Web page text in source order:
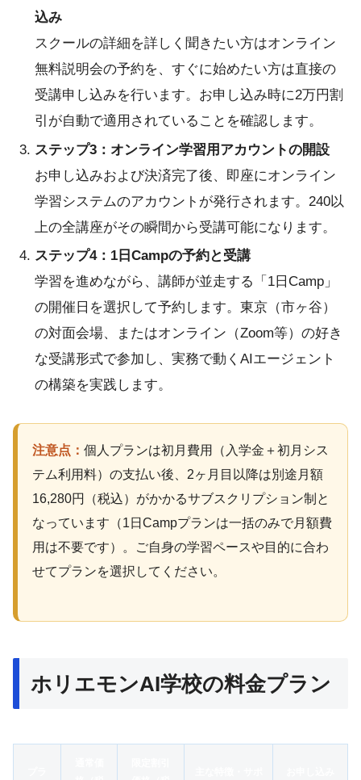
込み
スクールの詳細を詳しく聞きたい方はオンライン
無料説明会の予約を、すぐに始めたい方は直接の
受講申し込みを行います。お申し込み時に2万円割
引が自動で適用されていることを確認します。
ステップ3：オンライン学習用アカウントの開設
お申し込みおよび決済完了後、即座にオンライン
学習システムのアカウントが発行されます。240以
上の全講座がその瞬間から受講可能になります。
ステップ4：1日Campの予約と受講
学習を進めながら、講師が並走する「1日Camp」
の開催日を選択して予約します。東京（市ヶ谷）
の対面会場、またはオンライン（Zoom等）の好き
な受講形式で参加し、実務で動くAIエージェント
の構築を実践します。
注意点： 個人プランは初月費用（入学金＋初月シス
テム利用料）の支払い後、2ヶ月目以降は別途月額
16,280円（税込）がかかるサブスクリプション制と
なっています（1日Campプランは一括のみで月額費
用は不要です）。ご自身の学習ペースや目的に合わ
せてプランを選択してください。
ホリエモンAI学校の料金プラン